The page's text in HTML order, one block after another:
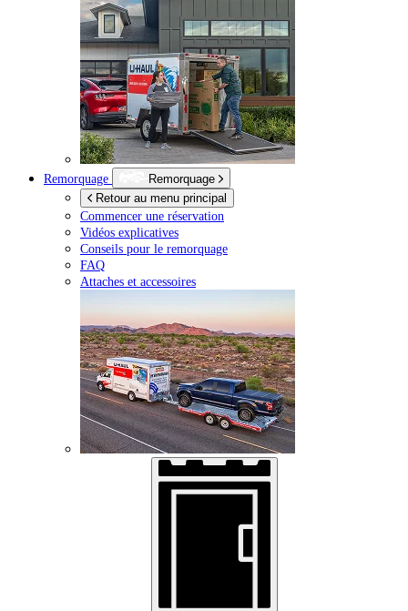
Remorquage
Remorquage
Retour au menu principal
Commencer une réservation
Vidéos explicatives
Conseils pour le remorquage
FAQ
Attaches et accessoires